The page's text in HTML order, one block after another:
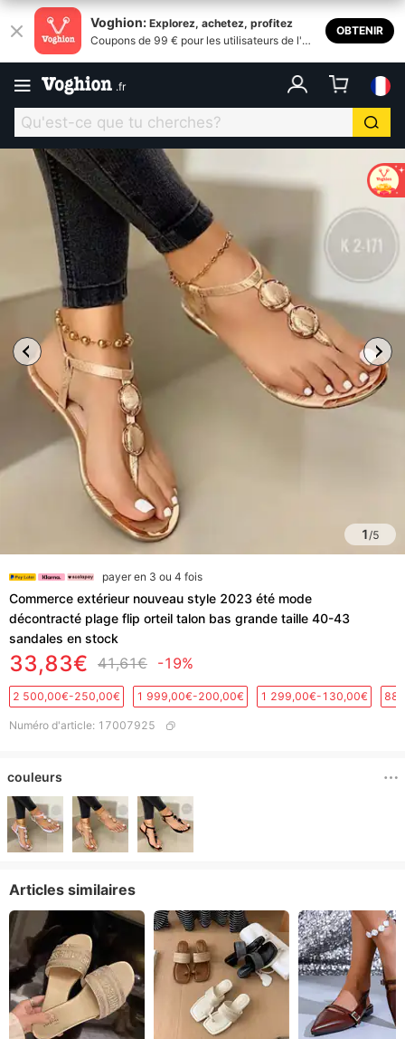
Voghion: Explorez, achetez, profitez
Coupons de 99 € pour les utilisateurs de l'ap
OBTENIR
.fr
1/5
payer en 3 ou 4 fois
Commerce extérieur nouveau style 2023 été mode
décontracté plage flip orteil talon bas grande taille 40-43
sandales en stock
33,83€ 41,61€ -19%
2 500,00€-250,00€ 1 999,00€-200,00€ 1 299,00€-130,00€
Numéro d'article: 17007925
couleurs
Articles similaires